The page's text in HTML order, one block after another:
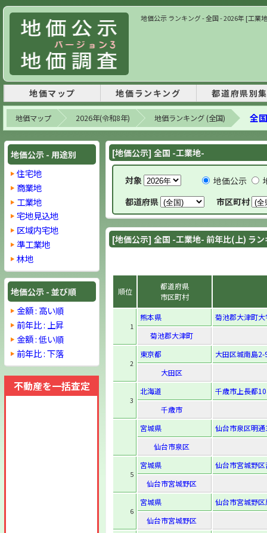
地価公示 ランキング - 全国 - 2026年 [工業
地価マップ 地価ランキング 都道府県別
地価マップ 2026年(令和8年) 地価ランキング (全国) 全
地価公示 - 用途別
住宅地
商業地
工業地
宅地見込地
区域内宅地
準工業地
林地
地価公示 - 並び順
金額 : 高い順
前年比 : 上昇
金額 : 低い順
前年比 : 下落
不動産を一括査定
[地価公示] 全国 -工業地-
対象 地価公示
都道府県
市区町村
[地価公示] 全国 -工業地- 前年比(上) ラ
順位
都道府県
市区町村
1
熊本県
菊池郡大津町
菊池郡大津町
2
東京都
大田区城南島2-
大田区
3
北海道
千歳市上長都
千歳市
宮城県
仙台市泉区明
仙台市泉区
5
宮城県
仙台市宮城野
仙台市宮城野区
6
宮城県
仙台市宮城野
仙台市宮城野区